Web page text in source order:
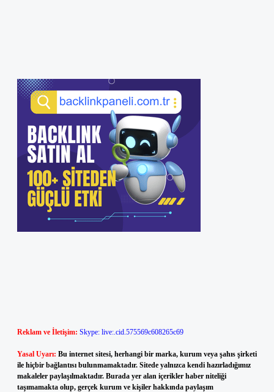
Reklam ve İletişim: Skype: live:.cid.575569c608265c69
Yasal Uyarı: Bu internet sitesi, herhangi bir marka, kurum veya şahıs şirketi
ile hiçbir bağlantısı bulunmamaktadır. Sitede yalnızca kendi hazırladığımız
makaleler paylaşılmaktadır. Burada yer alan içerikler haber niteliği
taşımamakta olup, gerçek kurum ve kişiler hakkında paylaşım